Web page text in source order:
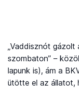
„Vaddisznót
szombaton” –
lapunk is), ám a
ütötte el az állatot,